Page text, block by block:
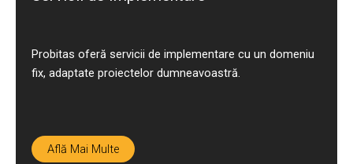
Probitas oferă servicii de implementare cu un domeniu
fix, adaptate proiectelor dumneavoastră.
Află Mai Multe